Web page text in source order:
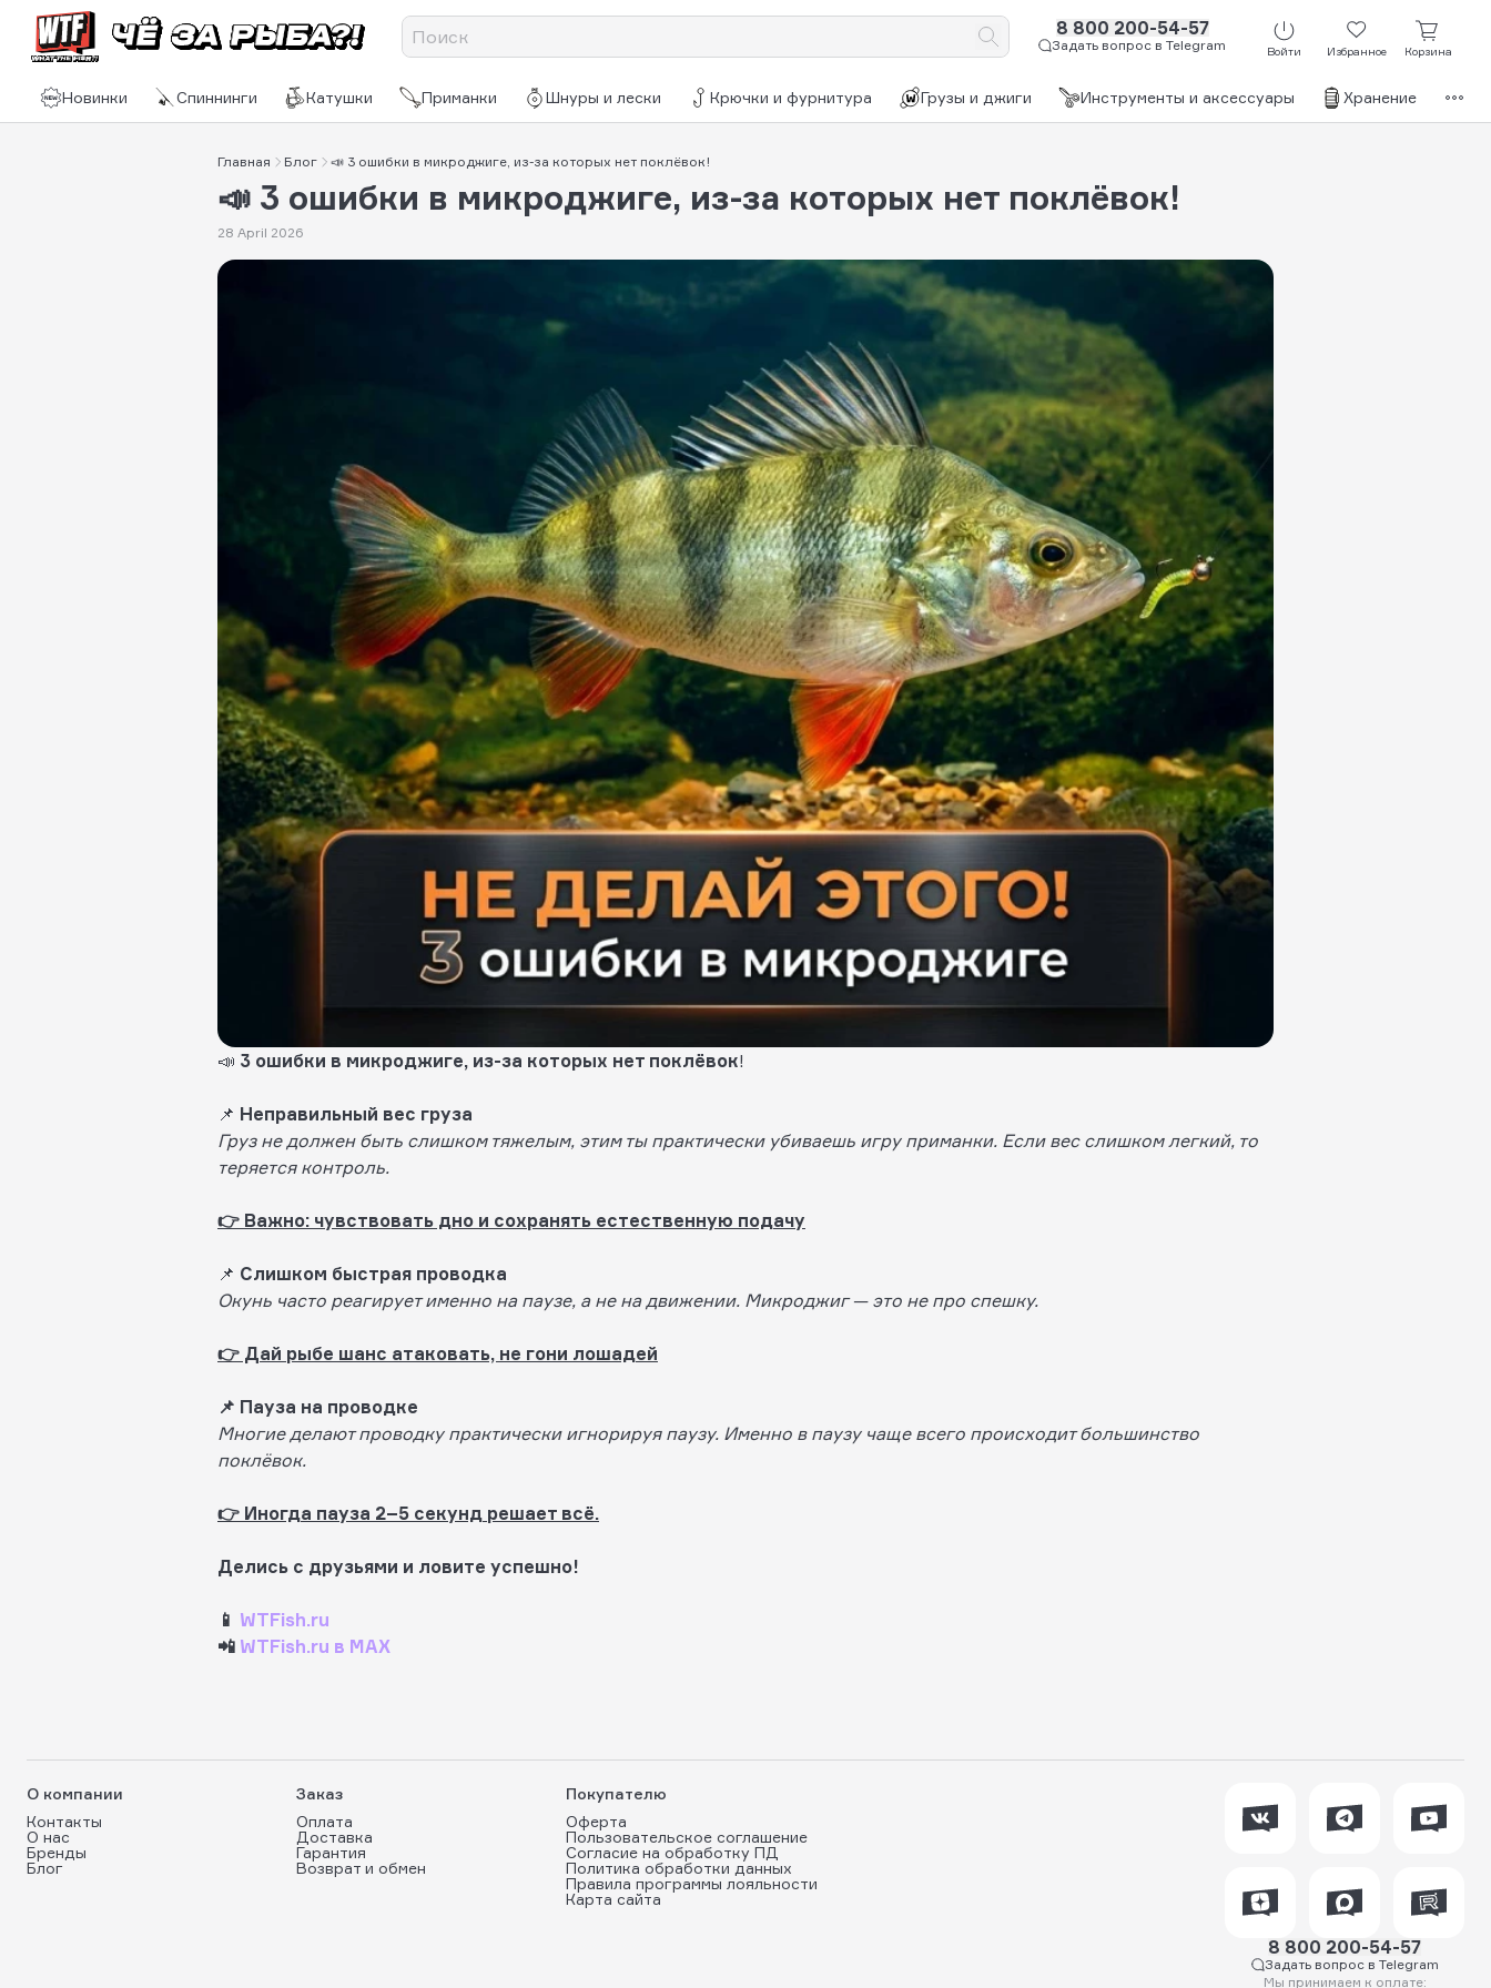
8 800 200-54-57
Задать вопрос в Telegram Войти Избранное Корзина
Новинки Спиннинги Катушки Приманки Шнуры и лески Крючки и фурнитура Грузы и джиги Инструменты и аксессуары Хранение
Главная Блог 📣 3 ошибки в микроджиге, из-за которых нет поклёвок!
📣 3 ошибки в микроджиге, из-за которых нет поклёвок!
28 April 2026
📣 3 ошибки в микроджиге, из-за которых нет поклёвок!
📌 Неправильный вес груза
Груз не должен быть слишком тяжелым, этим ты практически убиваешь игру приманки. Если вес слишком легкий, то
теряется контроль.
👉 Важно: чувствовать дно и сохранять естественную подачу
📌 Слишком быстрая проводка
Окунь часто реагирует именно на паузе, а не на движении. Микроджиг — это не про спешку.
👉 Дай рыбе шанс атаковать, не гони лошадей
📌 Пауза на проводке
Многие делают проводку практически игнорируя паузу. Именно в паузу чаще всего происходит большинство
поклёвок.
👉 Иногда пауза 2–5 секунд решает всё.
Делись с друзьями и ловите успешно!
📱 WTFish.ru
📲 WTFish.ru в MAX
О компании
Контакты
О нас
Бренды
Блог
Заказ
Оплата
Доставка
Гарантия
Возврат и обмен
Покупателю
Оферта
Пользовательское соглашение
Согласие на обработку ПД
Политика обработки данных
Правила программы лояльности
Карта сайта
8 800 200-54-57
Задать вопрос в Telegram
Мы принимаем к оплате: